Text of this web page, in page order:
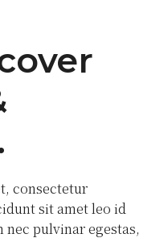
consectetur
sit amet leo id
pulvinar egestas,